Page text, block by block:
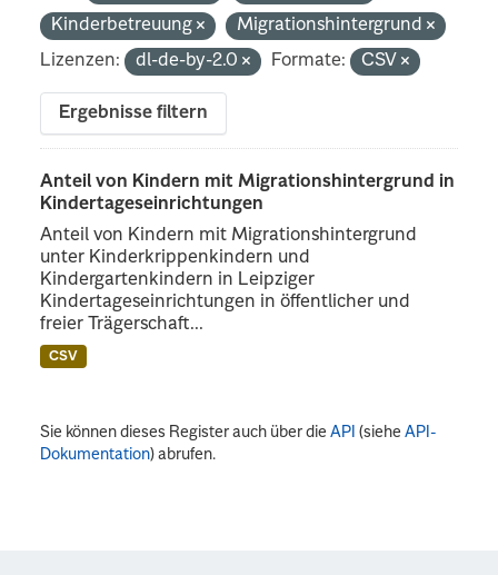
Kinderbetreuung
Migrationshintergrund
Lizenzen:
dl-de-by-2.0 Formate: CSV
Ergebnisse filtern
Anteil von Kindern mit Migrationshintergrund in
Kindertageseinrichtungen
Anteil von Kindern mit Migrationshintergrund
unter Kinderkrippenkindern und
Kindergartenkindern in Leipziger
Kindertageseinrichtungen in öffentlicher und
freier Trägerschaft...
CSV
Sie können dieses Register auch über dieAPI (sieheAPI-
Dokumentation) abrufen.